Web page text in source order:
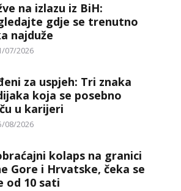
na izlazu iz BiH:
gdje se trenutno
najduže
07/2026
za uspjeh: Tri znaka
koja se posebno
u karijeri
08/2026
kolaps na granici
Gore i Hrvatske, čeka se
od 10 sati